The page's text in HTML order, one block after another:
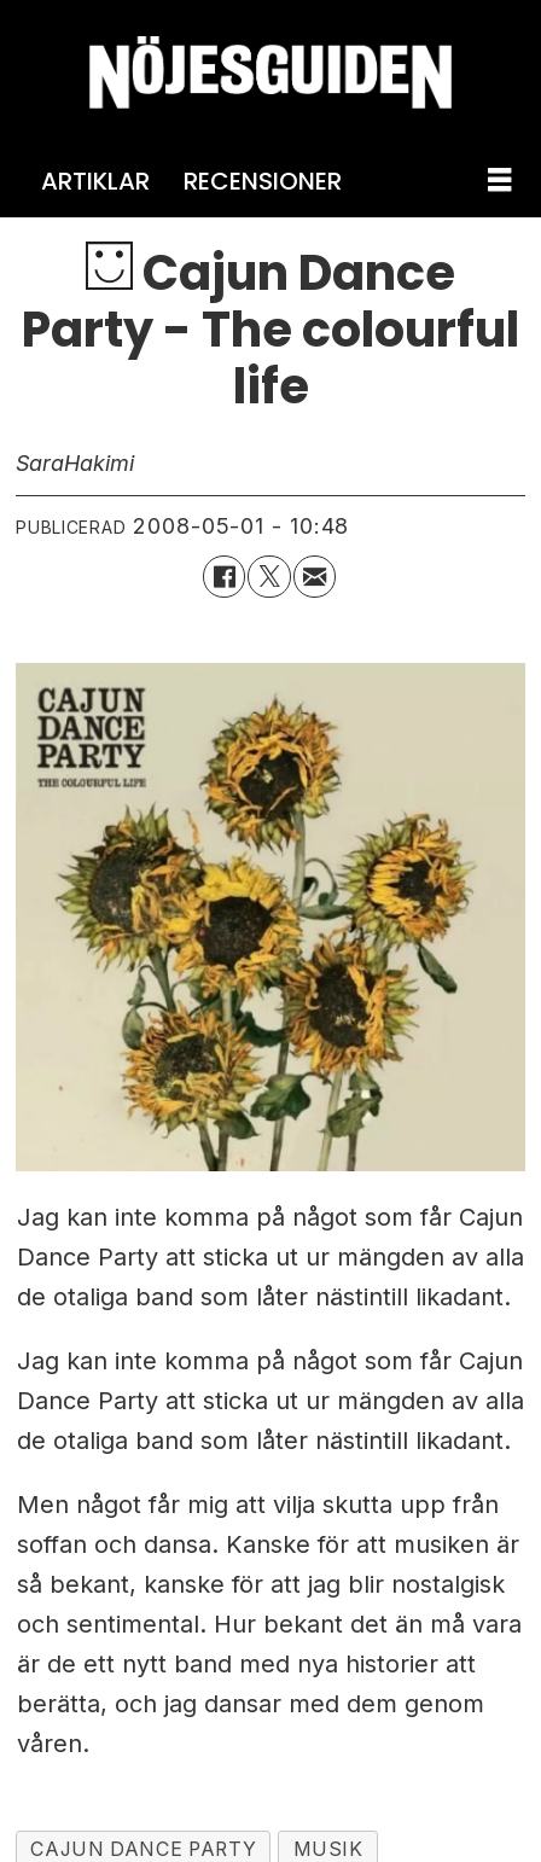
ARTIKLAR RECENSIONER
Cajun Dance
Party - The colourful
life
SaraHakimi
PUBLICERAD 2008-05-01 - 10:48
Jag kan inte komma på något som får Cajun
Dance Party att sticka ut ur mängden av alla
de otaliga band som låter nästintill likadant.
Jag kan inte komma på något som får Cajun
Dance Party att sticka ut ur mängden av alla
de otaliga band som låter nästintill likadant.
Men något får mig att vilja skutta upp från
soffan och dansa. Kanske för att musiken är
så bekant, kanske för att jag blir nostalgisk
och sentimental. Hur bekant det än må vara
är de ett nytt band med nya historier att
berätta, och jag dansar med dem genom
våren.
CAJUN DANCE PARTY
MUSIK